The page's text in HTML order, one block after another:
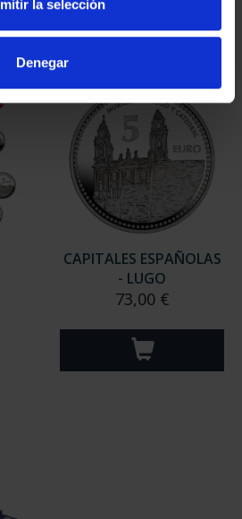
la selección
Denegar
Sólo para usuarios
registrados
CAPITALES ESPAÑOLAS
- LUGO
73,00 €